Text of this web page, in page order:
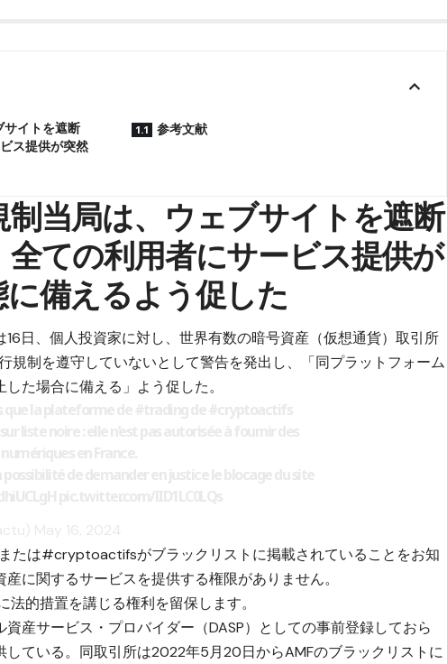
サイトを遮断
ス提供が突然
参考文献
当局は、ウェブサイトを遮断
ての利用者にサービス提供が
備えるよう促した
日、個人投資家に対し、世界有数の暗号資産（仮想通貨）取引所
規制を遵守していないとして警告を発出し、「同プラットフォーム
た場合に備える」よう促した。
たは#cryptoactifsがブラックリストに掲載されていることをお知
に関するサービスを提供する権限がありません。
的措置を講じる権利を留保します。
産サービス・プロバイダー（DASP）としての事前登録しておら
ている。同取引所は2022年5月20日からAMFのブラックリストに